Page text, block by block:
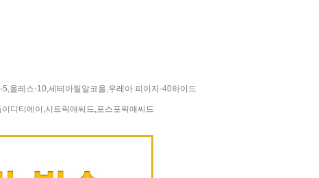
올레스-10,세테아릴알코올,우레아 피이지-40하이드
디티에이,시트릭애씨드,포스포릭애씨드